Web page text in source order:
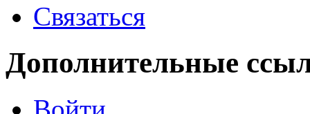
Связаться
Дополнительные